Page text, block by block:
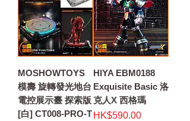
MOSHOWTOYS
模壽 旋轉發光地台
電控展示臺 探索版
[白] CT008-PRO-T
HIYA EBM0188
Exquisite Basic 洛
克人X 西格瑪
Price
HK$590.00